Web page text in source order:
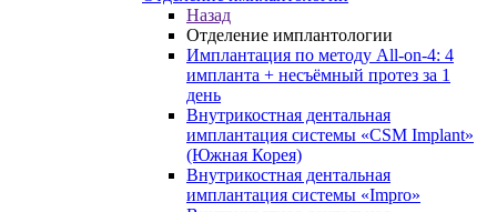
Назад
Отделение имплантологии
Имплантация по методу All-on-4: 4
импланта + несъёмный протез за 1
день
Внутрикостная дентальная
имплантация системы «CSM Implant»
(Южная Корея)
Внутрикостная дентальная
имплантация системы «Impro»